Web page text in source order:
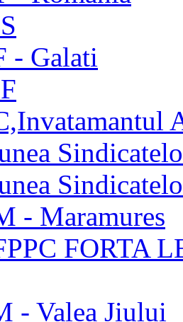
- Galati
- Maramures
FORTA
- Valea Jiului